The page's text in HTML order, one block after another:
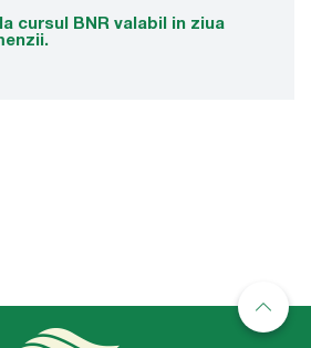
cursul BNR valabil in ziua